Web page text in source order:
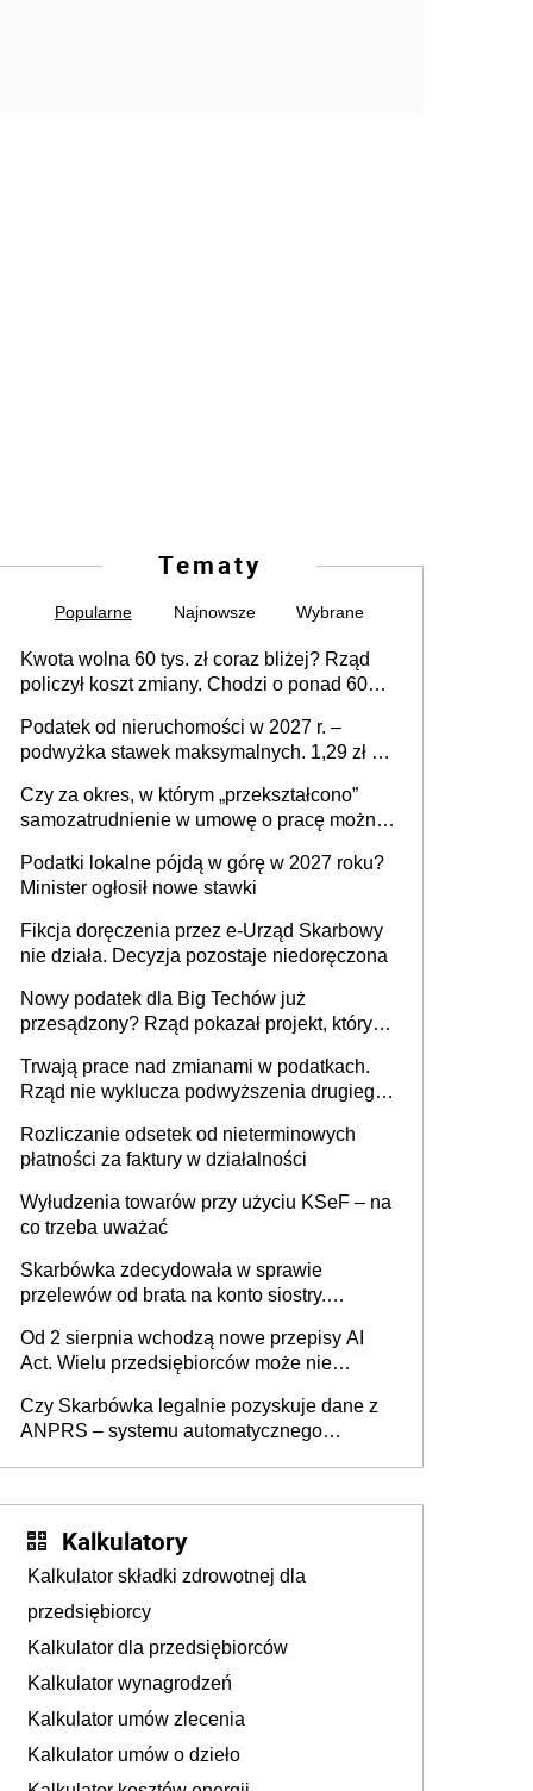
Tematy
Popularne Najnowsze Wybrane
Kwota wolna 60 tys. zł coraz bliżej? Rząd
policzył koszt zmiany. Chodzi o ponad 60
Podatek od nieruchomości w 2027 r. –
podwyżka stawek maksymalnych. 1,29 zł za
budynków i lokali związanych z
prowadzeniem działalności gospodarczej
Czy za okres, w którym „przekształcono”
samozatrudnienie w umowę o pracę można
umowy cywilnoprawnej jedynym
racjonalnym wyjściem
Podatki lokalne pójdą w górę w 2027 roku?
Minister ogłosił nowe stawki
Fikcja doręczenia przez e-Urząd Skarbowy
nie działa. Decyzja pozostaje niedoręczona
Nowy podatek dla Big Techów już
przesądzony? Rząd pokazał projekt, który
Trwają prace nad zmianami w podatkach.
Rząd nie wyklucza podwyższenia drugiego
Rozliczanie odsetek od nieterminowych
płatności za faktury w działalności
Wyłudzenia towarów przy użyciu KSeF – na
co trzeba uważać
Skarbówka zdecydowała w sprawie
przelewów od brata na konto siostry.
darowizna, ale podatku jednak nie będzie
Od 2 sierpnia wchodzą nowe przepisy AI
Act. Wielu przedsiębiorców może nie
Czy Skarbówka legalnie pozyskuje dane z
ANPRS – systemu automatycznego
Kalkulatory
Kalkulator składki zdrowotnej dla
przedsiębiorcy
Kalkulator dla przedsiębiorców
Kalkulator wynagrodzeń
Kalkulator umów zlecenia
Kalkulator umów o dzieło